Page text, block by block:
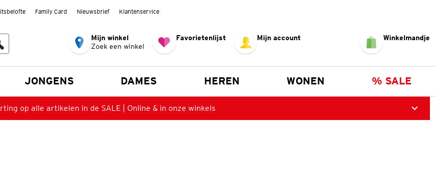
Family Card Nieuwsbrief Klantenservice
Mijn winkel
Zoek een winkel
Favorietenlijst Mijn account Winkelmandje
JONGENS DAMES HEREN WONEN % SALE
op alle artikelen in de SALE | Online & in onze winkels